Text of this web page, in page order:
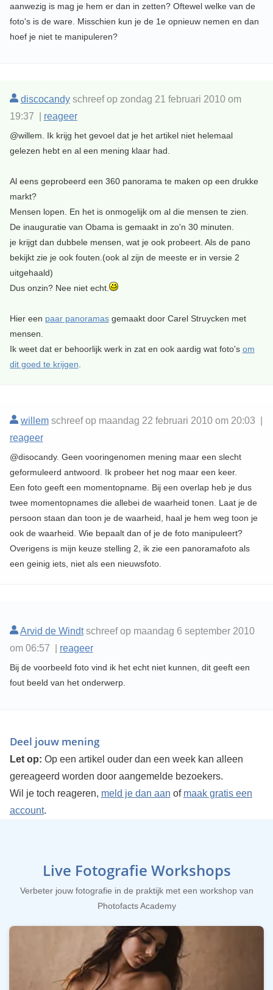
aanwezig is mag je hem er dan in zetten? Oftewel welke van de
foto's is de ware. Misschien kun je de 1e opnieuw nemen en dan
hoef je niet te manipuleren?
discocandyschreef op zondag 21 februari 2010 om
19:37 | reageer
@willem. Ik krijg het gevoel dat je het artikel niet helemaal
gelezen hebt en al een mening klaar had.
Al eens geprobeerd een 360 panorama te maken op een drukke
markt?
Mensen lopen. En het is onmogelijk om al die mensen te zien.
De inauguratie van Obama is gemaakt in zo'n 30 minuten.
je krijgt dan dubbele mensen, wat je ook probeert. Als de pano
bekijkt zie je ook fouten.(ook al zijn de meeste er in versie 2
uitgehaald)
Dus onzin? Nee niet echt.
Hier een paar panoramasgemaakt door Carel Struycken met
mensen.
Ik weet dat er behoorlijk werk in zat en ook aardig wat foto's om
dit goed te krijgen.
willemschreef op maandag 22 februari 2010 om 20:03 |
reageer
@disocandy. Geen vooringenomen mening maar een slecht
geformuleerd antwoord. Ik probeer het nog maar een keer.
Een foto geeft een momentopname. Bij een overlap heb je dus
twee momentopnames die allebei de waarheid tonen. Laat je de
persoon staan dan toon je de waarheid, haal je hem weg toon je
ook de waarheid. Wie bepaalt dan of je de foto manipuleert?
Overigens is mijn keuze stelling 2, ik zie een panoramafoto als
een geinig iets, niet als een nieuwsfoto.
Arvid de Windtschreef op maandag 6 september 2010
om 06:57 | reageer
Bij de voorbeeld foto vind ik het echt niet kunnen, dit geeft een
fout beeld van het onderwerp.
Deel jouw mening
Let op: Op een artikel ouder dan een week kan alleen
gereageerd worden door aangemelde bezoekers.
Wil je toch reageren, meld je dan aan of maak gratis een
account.
Live Fotografie Workshops
Verbeter jouw fotografie in de praktijk met een workshop van
Photofacts Academy